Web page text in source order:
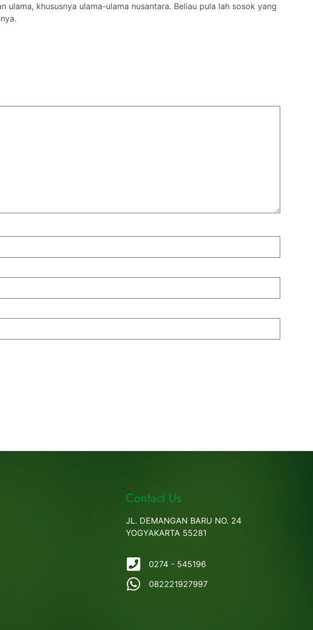
khususnya ulama-ulama nusantara. Beliau pula lah sosok yang
Contact Us
JL. DEMANGAN BARU NO. 24
YOGYAKARTA 55281
0274 - 545196
082221927997